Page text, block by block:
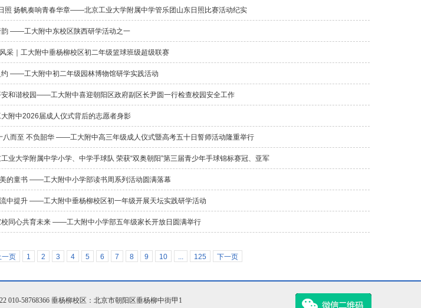
照 扬帆奏响青春华章——北京工业大学附属中学管乐团山东日照比赛活动纪实
韵 ——工大附中东校区陕西研学活动之一
采｜工大附中垂杨柳校区初二年级篮球班级超级联赛
约 ——工大附中初二年级园林博物馆研学实践活动
安和谐校园——工大附中喜迎朝阳区政府副区长尹圆一行检查校园安全工作
附中2026届成人仪式背后的志愿者身影
八而至 不负韶华 ——工大附中高三年级成人仪式暨高考五十日誓师活动隆重举行
业大学附属中学小学、中学手球队 荣获“双奥朝阳”第三届青少年手球锦标赛冠、亚军
的童书 ——工大附中小学部读书周系列活动圆满落幕
中提升 ——工大附中垂杨柳校区初一年级开展天坛实践研学活动
校同心共育未来 ——工大附中小学部五年级家长开放日圆满举行
一页 1 2 3 4 5 6 7 8 9 10 ... 125 下一页
010-58768366 垂杨柳校区：北京市朝阳区垂杨柳中街甲1